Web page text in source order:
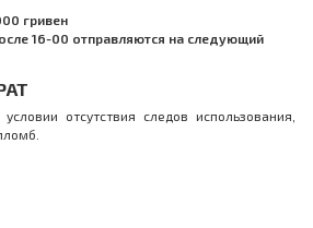
гривен
16-00 отправляются на следующий
отсутствия следов использования,